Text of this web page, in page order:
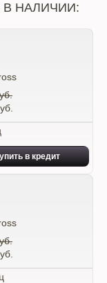
НАЛИЧИИ:
в кредит